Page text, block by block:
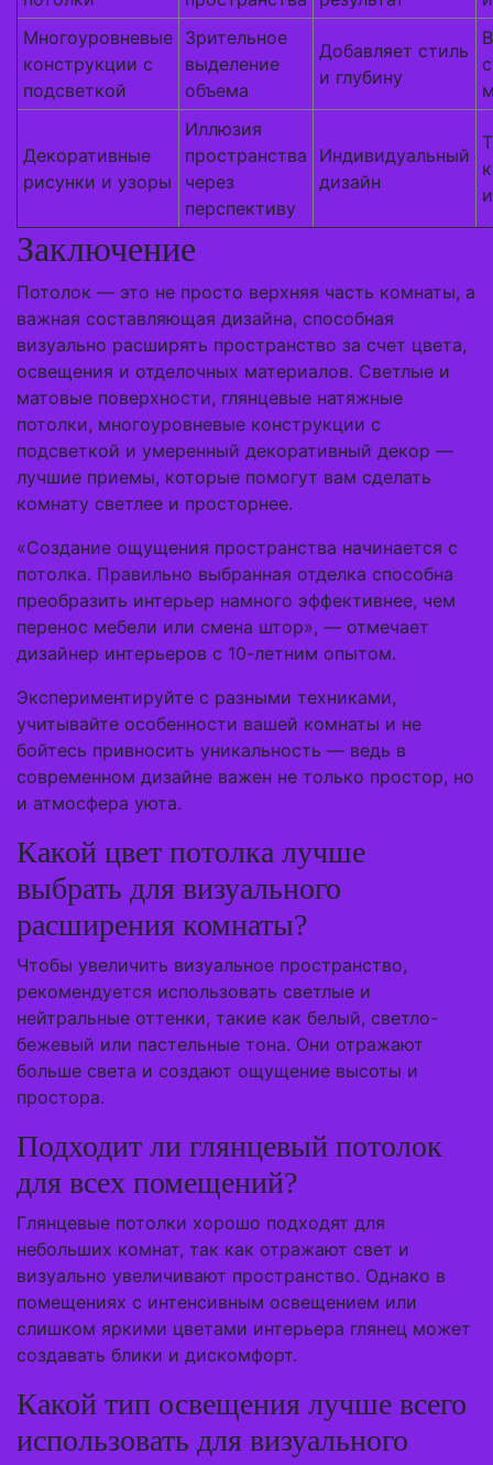
Многоуровневые
конструкции с
подсветкой
Зрительное
выделение
объема
Добавляет стиль
и глубину
Декоративные
рисунки и узоры
Иллюзия
пространства
через
перспективу
Индивидуальный
дизайн
Заключение
Потолок — это не просто верхняя часть комнаты, а
важная составляющая дизайна, способная
визуально расширять пространство за счет цвета,
освещения и отделочных материалов. Светлые и
матовые поверхности, глянцевые натяжные
потолки, многоуровневые конструкции с
подсветкой и умеренный декоративный декор —
лучшие приемы, которые помогут вам сделать
комнату светлее и просторнее.
«Создание ощущения пространства начинается с
потолка. Правильно выбранная отделка способна
преобразить интерьер намного эффективнее, чем
перенос мебели или смена штор», — отмечает
дизайнер интерьеров с 10-летним опытом.
Экспериментируйте с разными техниками,
учитывайте особенности вашей комнаты и не
бойтесь привносить уникальность — ведь в
современном дизайне важен не только простор, но
и атмосфера уюта.
Какой цвет потолка лучше
выбрать для визуального
расширения комнаты?
Чтобы увеличить визуальное пространство,
рекомендуется использовать светлые и
нейтральные оттенки, такие как белый, светло-
бежевый или пастельные тона. Они отражают
больше света и создают ощущение высоты и
простора.
Подходит ли глянцевый потолок
для всех помещений?
Глянцевые потолки хорошо подходят для
небольших комнат, так как отражают свет и
визуально увеличивают пространство. Однако в
помещениях с интенсивным освещением или
слишком яркими цветами интерьера глянец может
создавать блики и дискомфорт.
Какой тип освещения лучше всего
использовать для визуального